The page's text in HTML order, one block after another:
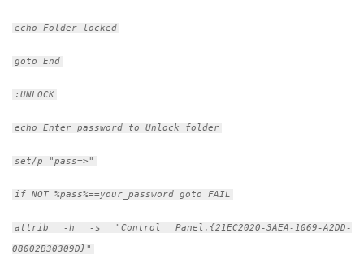
echo Folder locked
goto End
:UNLOCK
echo Enter password to Unlock folder
set/p "pass=>"
if NOT %pass%==your_password goto FAIL
attrib -h -s "Control Panel.{21EC2020-3AEA-1069-A2DD-
08002B30309D}"